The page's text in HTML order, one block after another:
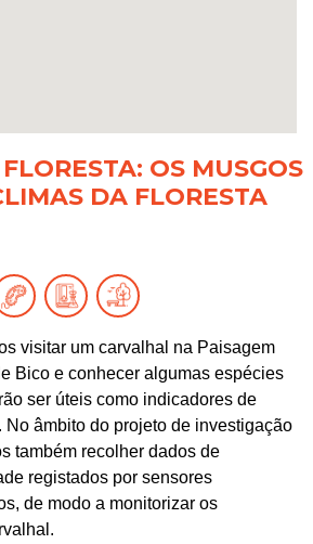
OS MUSGOS
DA FLORESTA
visitar um carvalhal na Paisagem
Bico e conhecer algumas espécies
ser úteis como indicadores de
âmbito do projeto de investigação
também recolher dados de
registados por sensores
de modo a monitorizar os